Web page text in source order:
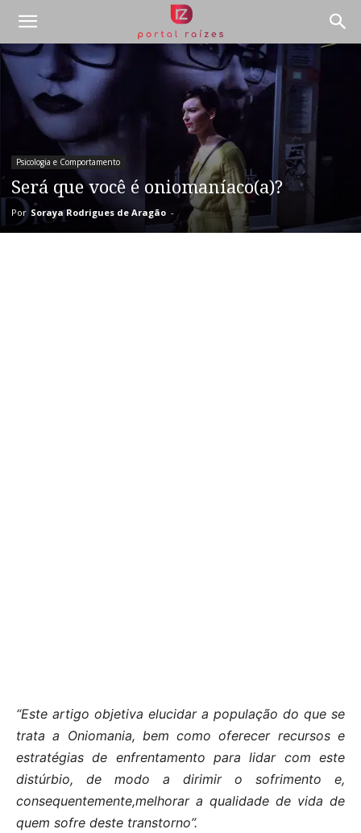
Psicologia e Comportamento
Será que você é oniomaníaco(a)?
Por Soraya Rodrigues de Aragão -
“Este artigo objetiva elucidar a população do que se
trata a Oniomania, bem como oferecer recursos e
estratégias de enfrentamento para lidar com este
distúrbio, de modo a dirimir o sofrimento e,
consequentemente,melhorar a qualidade de vida de
quem sofre deste transtorno”.